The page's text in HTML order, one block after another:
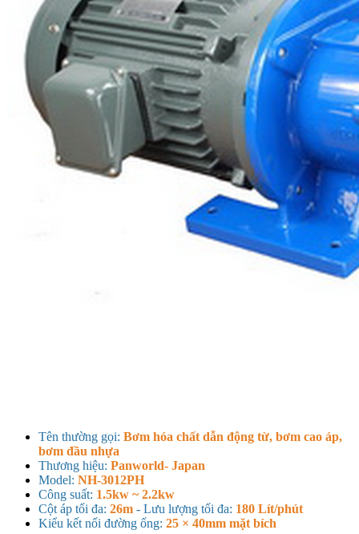
Tên thường gọi: Bơm hóa chất dẫn động từ, bơm cao áp,
bơm đầu nhựa
Thương hiệu: Panworld- Japan
Model: NH-3012PH
Công suất: 1.5kw ~ 2.2kw
Cột áp tối đa: 26m - Lưu lượng tối đa: 180 Lít/phút
Kiểu kết nối đường ống: 25 × 40mm mặt bích